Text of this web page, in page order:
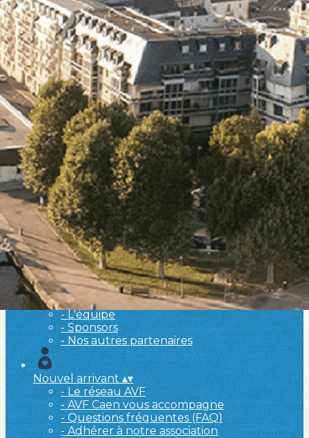
Exporter les lignes sélectionnées
Exporter toutes les colonnes
Exporter uniquement les colonnes affichées
Menu
<
>
- 🎁 Caen on aime, on partage
- 🎉 Les événements AVF
- Activités et Loisirs
Ajoutez un logo, un bouton, des réseaux sociaux
Cliquez pour éditer
L'association▴▾
- L'association
- Brochure
- L'équipe
- Sponsors
- Nos autres partenaires
Nouvel arrivant▴▾
- Le réseau AVF
- AVF Caen vous accompagne
- Questions fréquentes (FAQ)
- Adhérer à notre association